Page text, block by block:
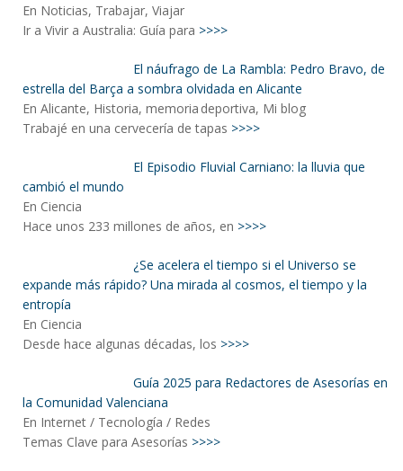
En Noticias, Trabajar, Viajar
Ir a Vivir a Australia: Guía para >>>>
El náufrago de La Rambla: Pedro Bravo, de
estrella del Barça a sombra olvidada en Alicante
En Alicante, Historia, memoria deportiva, Mi blog
Trabajé en una cervecería de tapas >>>>
El Episodio Fluvial Carniano: la lluvia que
cambió el mundo
En Ciencia
Hace unos 233 millones de años, en >>>>
¿Se acelera el tiempo si el Universo se
expande más rápido? Una mirada al cosmos, el tiempo y la
entropía
En Ciencia
Desde hace algunas décadas, los >>>>
Guía 2025 para Redactores de Asesorías en
la Comunidad Valenciana
En Internet / Tecnología / Redes
Temas Clave para Asesorías >>>>